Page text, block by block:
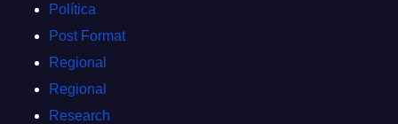
Política
Post Format
Regional
Regional
Research